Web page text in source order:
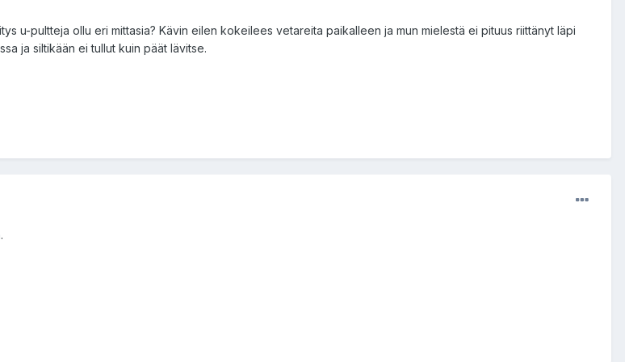
u-pultteja ollu eri mittasia? Kävin eilen kokeilees vetareita paikalleen ja mun mielestä ei pituus riittänyt läpi
ja siltikään ei tullut kuin päät lävitse.